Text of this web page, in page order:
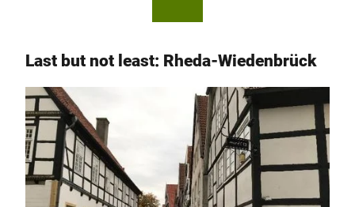
Last but not least: Rheda-Wiedenbrück